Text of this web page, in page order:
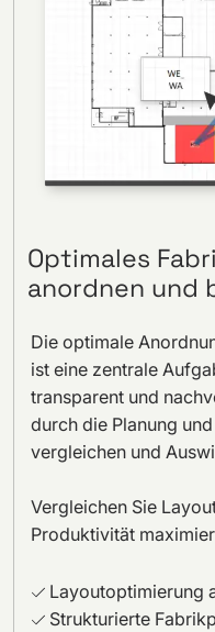
Optimales
anordnen und
Die optimale
ist eine zentrale
transparent und
durch die Planung
vergleichen und
Vergleichen Sie
Produktivität
Layoutoptimierung
Strukturierte